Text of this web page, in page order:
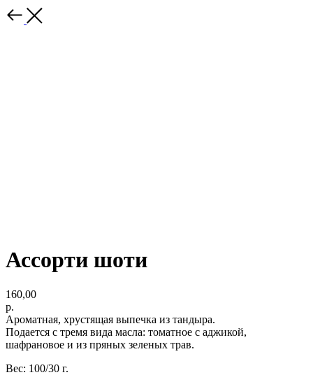
Ассорти шоти
160,00
р.
Ароматная, хрустящая выпечка из тандыра.
Подается с тремя вида масла: томатное с аджикой,
шафрановое и из пряных зеленых трав.
Вес: 100/30 г.